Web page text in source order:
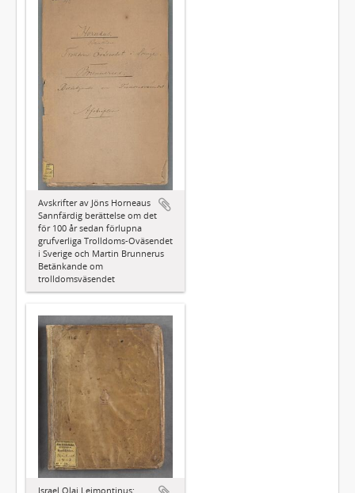
Avskrifter av Jöns Horneaus
Sannfärdig berättelse om det
för 100 år sedan förlupna
grufverliga Trolldoms-Oväsendet
i Sverige och Martin Brunnerus
Betänkande om
trolldomsväsendet
Israel Olai Leimontinus: